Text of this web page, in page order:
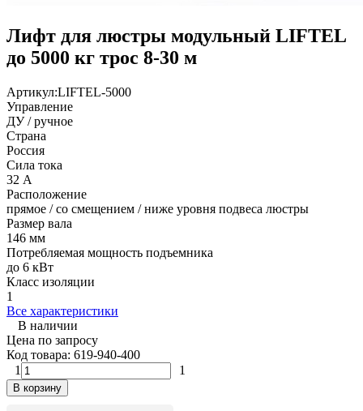
Лифт для люстры модульный LIFTEL
до 5000 кг трос 8-30 м
Артикул:LIFTEL-5000
Управление
ДУ / ручное
Страна
Россия
Сила тока
32 А
Расположение
прямое / со смещением / ниже уровня подвеса люстры
Размер вала
146 мм
Потребляемая мощность подъемника
до 6 кВт
Класс изоляции
1
Все характеристики
В наличии
Цена по запросу
Код товара: 619-940-400
1
1
В корзину